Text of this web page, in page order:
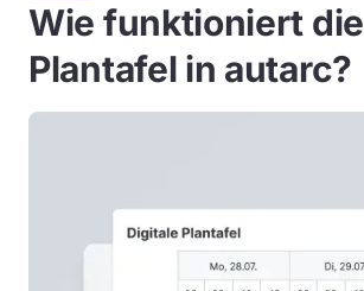
Wie funktioniert die
Plantafel in autarc?